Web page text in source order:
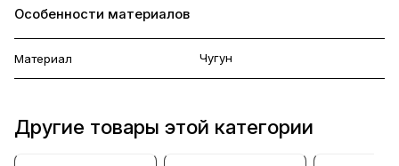
Особенности материалов
Материал Чугун
Другие товары этой категории